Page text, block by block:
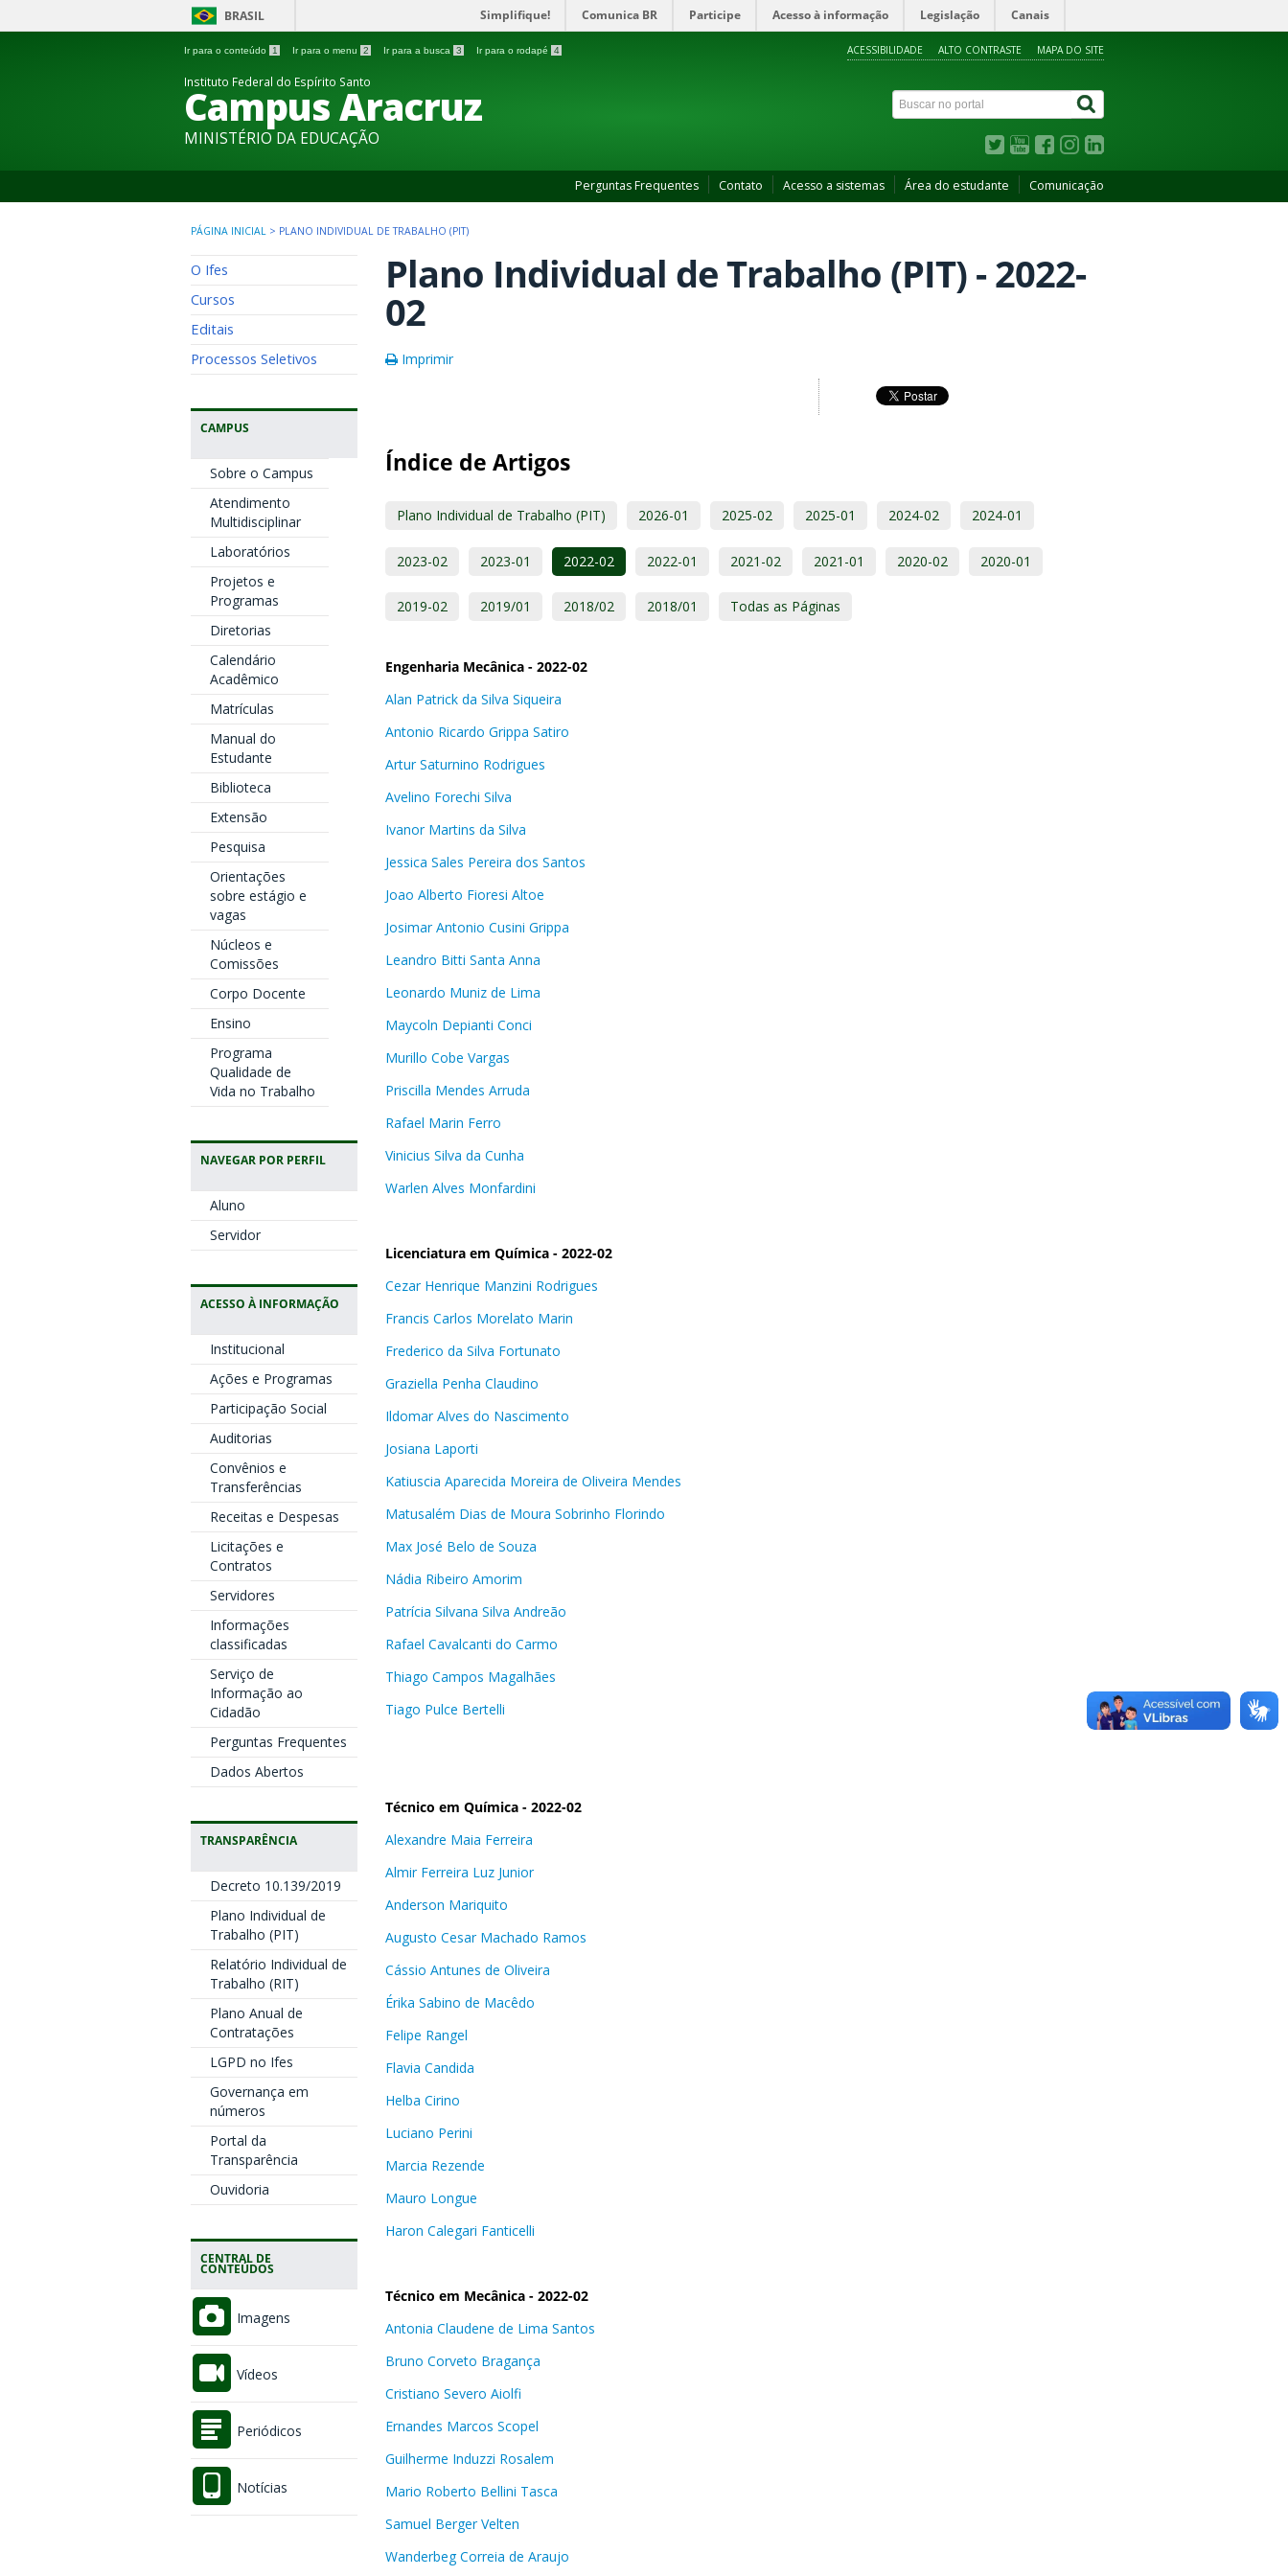
BRASIL Simplifique! Comunica BR Participe Acesso à informação Legislação Canais
Ir para o conteúdo 1 Ir para o menu 2 Ir para a busca 3 Ir para o rodapé 4 ACESSIBILIDADE ALTO CONTRASTE MAPA DO SITE
Instituto Federal do Espírito Santo
Campus Aracruz
MINISTÉRIO DA EDUCAÇÃO
Perguntas Frequentes Contato Acesso a sistemas Área do estudante Comunicação
PÁGINA INICIAL > PLANO INDIVIDUAL DE TRABALHO (PIT)
O Ifes
Cursos
Editais
Processos Seletivos
CAMPUS
Sobre o Campus
Atendimento
Multidisciplinar
Laboratórios
Projetos e
Programas
Diretorias
Calendário
Acadêmico
Matrículas
Manual do
Estudante
Biblioteca
Extensão
Pesquisa
Orientações
sobre estágio e
vagas
Núcleos e
Comissões
Corpo Docente
Ensino
Programa
Qualidade de
Vida no Trabalho
NAVEGAR POR PERFIL
Aluno
Servidor
ACESSO À INFORMAÇÃO
Institucional
Ações e Programas
Participação Social
Auditorias
Convênios e
Transferências
Receitas e Despesas
Licitações e
Contratos
Servidores
Informações
classificadas
Serviço de
Informação ao
Cidadão
Perguntas Frequentes
Dados Abertos
TRANSPARÊNCIA
Decreto 10.139/2019
Plano Individual de
Trabalho (PIT)
Relatório Individual de
Trabalho (RIT)
Plano Anual de
Contratações
LGPD no Ifes
Governança em
números
Portal da
Transparência
Ouvidoria
CENTRAL DE
CONTEÚDOS
Imagens
Vídeos
Periódicos
Notícias
Plano Individual de Trabalho (PIT) - 2022-
02
Imprimir
Índice de Artigos
Plano Individual de Trabalho (PIT) 2026-01 2025-02 2025-01 2024-02 2024-01
2023-02 2023-01 2022-02 2022-01 2021-02 2021-01 2020-02 2020-01
2019-02 2019/01 2018/02 2018/01 Todas as Páginas
Engenharia Mecânica - 2022-02
Alan Patrick da Silva Siqueira
Antonio Ricardo Grippa Satiro
Artur Saturnino Rodrigues
Avelino Forechi Silva
Ivanor Martins da Silva
Jessica Sales Pereira dos Santos
Joao Alberto Fioresi Altoe
Josimar Antonio Cusini Grippa
Leandro Bitti Santa Anna
Leonardo Muniz de Lima
Maycoln Depianti Conci
Murillo Cobe Vargas
Priscilla Mendes Arruda
Rafael Marin Ferro
Vinicius Silva da Cunha
Warlen Alves Monfardini
Licenciatura em Química - 2022-02
Cezar Henrique Manzini Rodrigues
Francis Carlos Morelato Marin
Frederico da Silva Fortunato
Graziella Penha Claudino
Ildomar Alves do Nascimento
Josiana Laporti
Katiuscia Aparecida Moreira de Oliveira Mendes
Matusalém Dias de Moura Sobrinho Florindo
Max José Belo de Souza
Nádia Ribeiro Amorim
Patrícia Silvana Silva Andreão
Rafael Cavalcanti do Carmo
Thiago Campos Magalhães
Tiago Pulce Bertelli
Técnico em Química - 2022-02
Alexandre Maia Ferreira
Almir Ferreira Luz Junior
Anderson Mariquito
Augusto Cesar Machado Ramos
Cássio Antunes de Oliveira
Érika Sabino de Macêdo
Felipe Rangel
Flavia Candida
Helba Cirino
Luciano Perini
Marcia Rezende
Mauro Longue
Haron Calegari Fanticelli
Técnico em Mecânica - 2022-02
Antonia Claudene de Lima Santos
Bruno Corveto Bragança
Cristiano Severo Aiolfi
Ernandes Marcos Scopel
Guilherme Induzzi Rosalem
Mario Roberto Bellini Tasca
Samuel Berger Velten
Wanderbeg Correia de Araujo